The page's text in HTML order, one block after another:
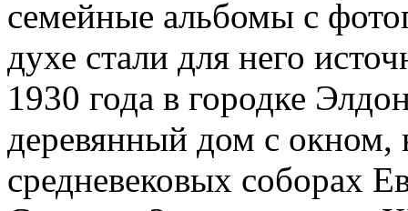
семейные альбомы с
духе стали для него
1930 года в городке
деревянный дом с
средневековых соборах